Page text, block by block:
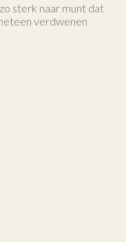
sterk naar munt dat
verdwenen